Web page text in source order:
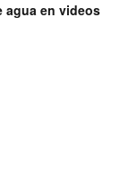
agua en videos